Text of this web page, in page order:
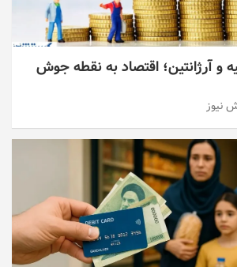
و آرژانتین؛ اقتصاد به نقطه جوش